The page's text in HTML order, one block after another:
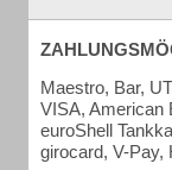
Maestro, Bar,
VISA, American
euroShell
girocard, V-Pay,